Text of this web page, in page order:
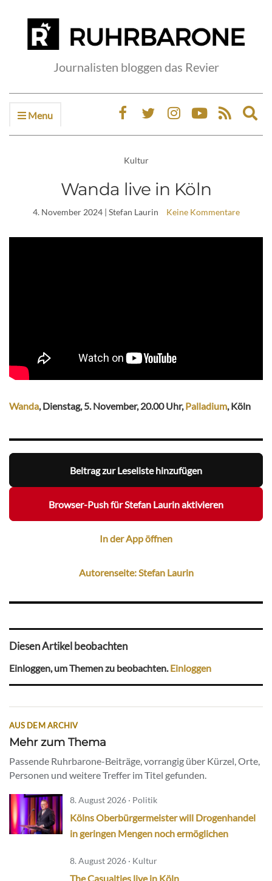
Journalisten bloggen das Revier
Menu
Kultur
Wanda live in Köln
4. November 2024| Stefan Laurin Keine Kommentare
Wanda, Dienstag, 5. November, 20.00 Uhr,Palladium, Köln
Beitrag zur Leseliste hinzufügen
Browser-Push für Stefan Laurin aktivieren
In der App öffnen
Autorenseite: Stefan Laurin
Diesen Artikel beobachten
Einloggen, um Themen zu beobachten. Einloggen
AUS DEM ARCHIV
Mehr zum Thema
Passende Ruhrbarone-Beiträge, vorrangig über Kürzel, Orte,
Personen und weitere Treffer im Titel gefunden.
8. August 2026 · Politik
Kölns Oberbürgermeister will Drogenhandel
in geringen Mengen noch ermöglichen
8. August 2026 · Kultur
The Casualties live in Köln